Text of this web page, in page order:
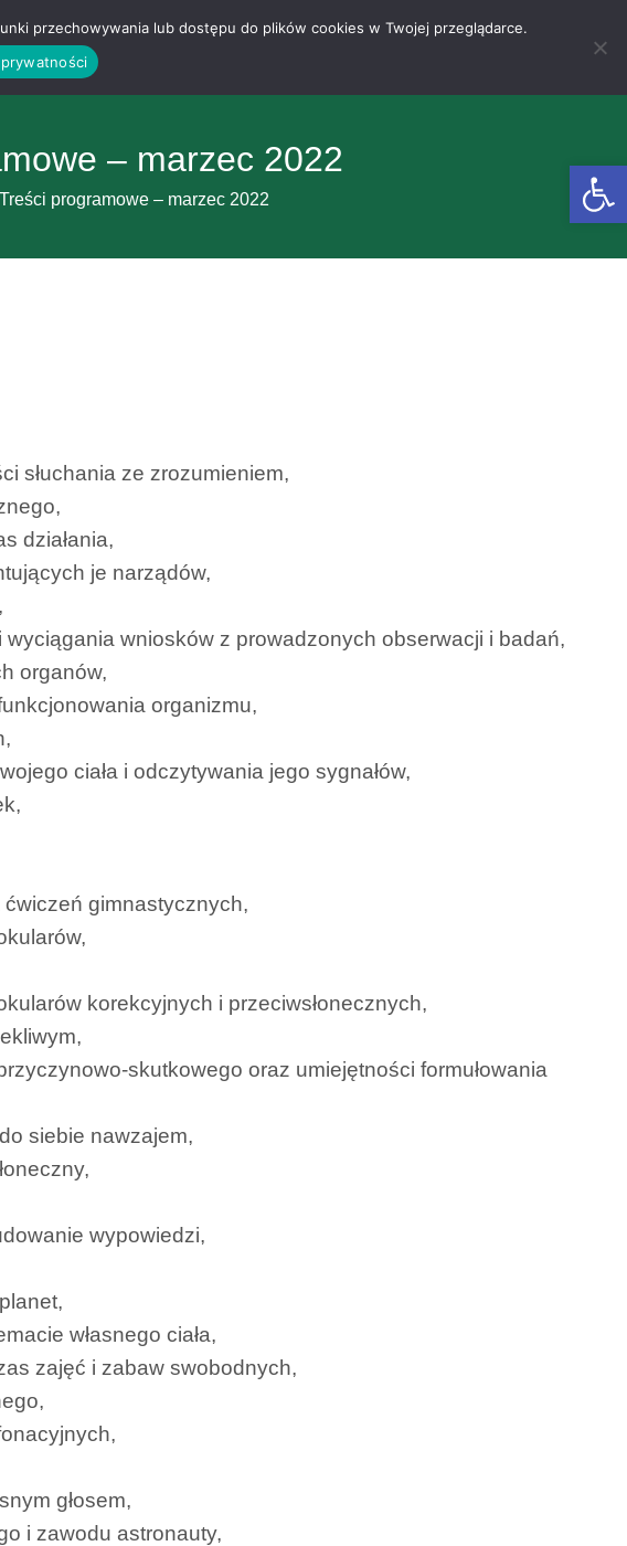
– marzec 2022
Treści programowe – marzec 2022
słuchania ze zrozumieniem,
działania,
je narządów,
wniosków z prowadzonych obserwacji i badań,
organów,
organizmu,
ciała i odczytywania jego sygnałów,
gimnastycznych,
korekcyjnych i przeciwsłonecznych,
skutkowego oraz umiejętności formułowania
siebie nawzajem,
wypowiedzi,
własnego ciała,
zajęć i zabaw swobodnych,
głosem,
i zawodu astronauty,
przechowywania lub dostępu do plików cookies w Twojej przeglądarce.